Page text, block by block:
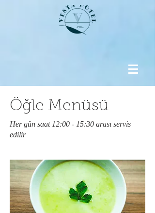
Öğle Menüsü
Her gün saat 12:00 - 15:30 arası servis
edilir